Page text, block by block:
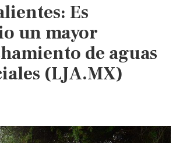
Es
un mayor
de aguas
(LJA.MX)